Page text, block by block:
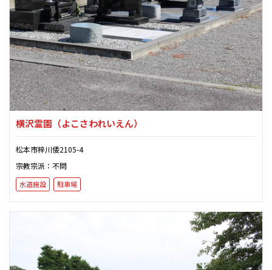
横沢霊園 （よこさわれいえん）
松本市梓川倭2105-4
宗教宗派：不問
水道施設 駐車場